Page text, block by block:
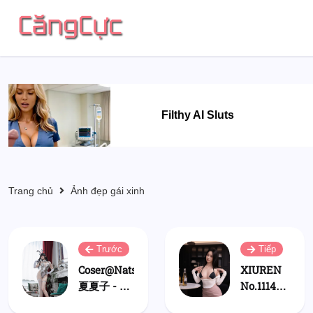
Filthy AI Sluts
Trang chủ Ảnh đẹp gái xinh
Trước
Coser@Natsuko
夏夏子 - 蔚
Tiếp
XIUREN
No.11147